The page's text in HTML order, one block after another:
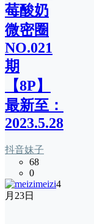
莓酸奶
微密圈
NO.021
期
【8P】
最新至：
2023.5.28
抖音妹子
68
0
meizi4
月23日